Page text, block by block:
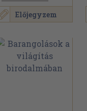
Előjegyzem